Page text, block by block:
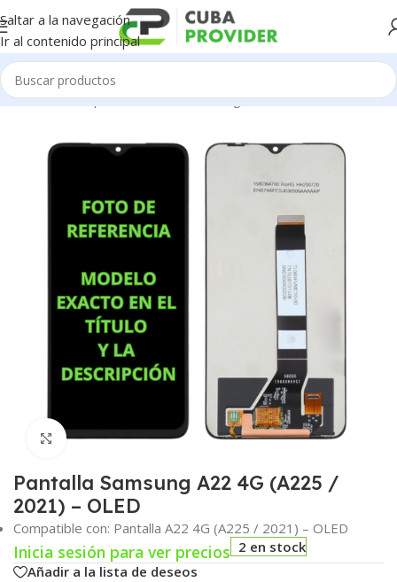
Saltar a la navegación
Ir al contenido principal
Inicio/Piezas para Celulares/Samsung/Pantallas
Click para agrandar
Pantalla Samsung A22 4G (A225 /
2021) – OLED
Compatible con: Pantalla A22 4G (A225 / 2021) – OLED
Inicia sesión para ver precios 2 en stock
Añadir a la lista de deseos